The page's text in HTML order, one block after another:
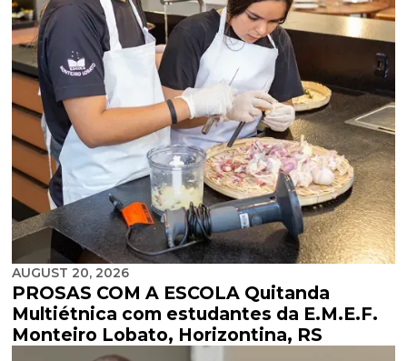
AUGUST 20, 2026
PROSAS COM A ESCOLA Quitanda
Multiétnica com estudantes da E.M.E.F.
Monteiro Lobato, Horizontina, RS